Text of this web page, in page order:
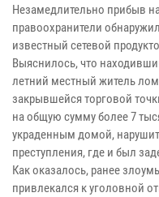
Незамедлительно прибыв
правоохранители
известный сетевой
Выяснилось, что
летний местный житель
закрывшейся торговой
на общую сумму более 7
украденным домой,
преступления, где и был
Как оказалось, ранее
привлекался к уголовной